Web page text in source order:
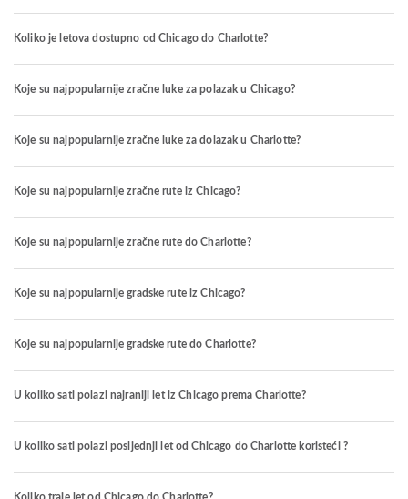
Koliko je letova dostupno od Chicago do Charlotte?
Koje su najpopularnije zračne luke za polazak u Chicago?
Koje su najpopularnije zračne luke za dolazak u Charlotte?
Koje su najpopularnije zračne rute iz Chicago?
Koje su najpopularnije zračne rute do Charlotte?
Koje su najpopularnije gradske rute iz Chicago?
Koje su najpopularnije gradske rute do Charlotte?
U koliko sati polazi najraniji let iz Chicago prema Charlotte?
U koliko sati polazi posljednji let od Chicago do Charlotte koristeći ?